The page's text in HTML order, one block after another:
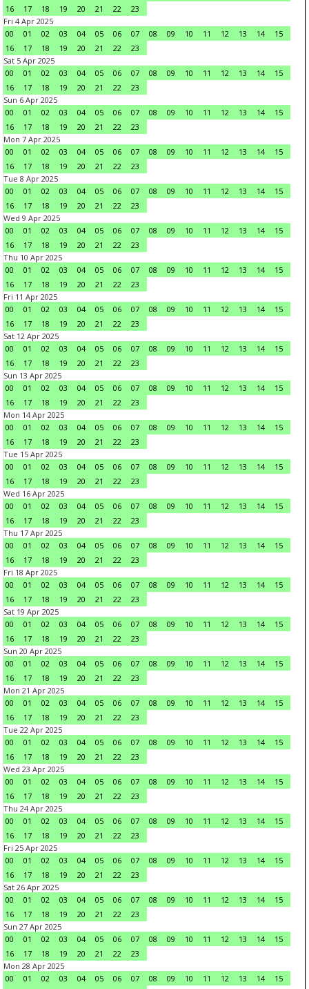
16
17 18 19 20 21 22
23
Fri 4 Apr 2025
00
01 02 03 04 05 06 07 08 09 10 11 12 13 14
15
16
17 18 19 20 21 22
23
Sat 5 Apr 2025
00
01 02 03 04 05 06 07 08 09 10 11 12 13 14
15
16
17 18 19 20 21 22
23
Sun 6 Apr 2025
00
01 02 03 04 05 06 07 08 09 10 11 12 13 14
15
16
17 18 19 20 21 22
23
Mon 7 Apr 2025
00
01 02 03 04 05 06 07 08 09 10 11 12 13 14
15
16
17 18 19 20 21 22
23
Tue 8 Apr 2025
00
01 02 03 04 05 06 07 08 09 10 11 12 13 14
15
16
17 18 19 20 21 22
23
Wed 9 Apr 2025
00
01 02 03 04 05 06 07 08 09 10 11 12 13 14
15
16
17 18 19 20 21 22
23
Thu 10 Apr 2025
00
01 02 03 04 05 06 07 08 09 10 11 12 13 14
15
16
17 18 19 20 21 22
23
Fri 11 Apr 2025
00
01 02 03 04 05 06 07 08 09 10 11 12 13 14
15
16
17 18 19 20 21 22
23
Sat 12 Apr 2025
00
01 02 03 04 05 06 07 08 09 10 11 12 13 14
15
16
17 18 19 20 21 22
23
Sun 13 Apr 2025
00
01 02 03 04 05 06 07 08 09 10 11 12 13 14
15
16
17 18 19 20 21 22
23
Mon 14 Apr 2025
00
01 02 03 04 05 06 07 08 09 10 11 12 13 14
15
16
17 18 19 20 21 22
23
Tue 15 Apr 2025
00
01 02 03 04 05 06 07 08 09 10 11 12 13 14
15
16
17 18 19 20 21 22
23
Wed 16 Apr 2025
00
01 02 03 04 05 06 07 08 09 10 11 12 13 14
15
16
17 18 19 20 21 22
23
Thu 17 Apr 2025
00
01 02 03 04 05 06 07 08 09 10 11 12 13 14
15
16
17 18 19 20 21 22
23
Fri 18 Apr 2025
00
01 02 03 04 05 06 07 08 09 10 11 12 13 14
15
16
17 18 19 20 21 22
23
Sat 19 Apr 2025
00
01 02 03 04 05 06 07 08 09 10 11 12 13 14
15
16
17 18 19 20 21 22
23
Sun 20 Apr 2025
00
01 02 03 04 05 06 07 08 09 10 11 12 13 14
15
16
17 18 19 20 21 22
23
Mon 21 Apr 2025
00
01 02 03 04 05 06 07 08 09 10 11 12 13 14
15
16
17 18 19 20 21 22
23
Tue 22 Apr 2025
00
01 02 03 04 05 06 07 08 09 10 11 12 13 14
15
16
17 18 19 20 21 22
23
Wed 23 Apr 2025
00
01 02 03 04 05 06 07 08 09 10 11 12 13 14
15
16
17 18 19 20 21 22
23
Thu 24 Apr 2025
00
01 02 03 04 05 06 07 08 09 10 11 12 13 14
15
16
17 18 19 20 21 22
23
Fri 25 Apr 2025
00
01 02 03 04 05 06 07 08 09 10 11 12 13 14
15
16
17 18 19 20 21 22
23
Sat 26 Apr 2025
00
01 02 03 04 05 06 07 08 09 10 11 12 13 14
15
16
17 18 19 20 21 22
23
Sun 27 Apr 2025
00
01 02 03 04 05 06 07 08 09 10 11 12 13 14
15
16
17 18 19 20 21 22
23
Mon 28 Apr 2025
00
01 02 03 04 05 06 07 08 09 10 11 12 13 14
15